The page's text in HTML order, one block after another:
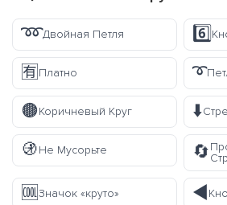
➿Двойная Петля 6️⃣
🈶 Платно ➰
🟤Коричневый Круг ⬇️
🚯Не Мусорьте 🔄
🆒Значок «круто» ◀️